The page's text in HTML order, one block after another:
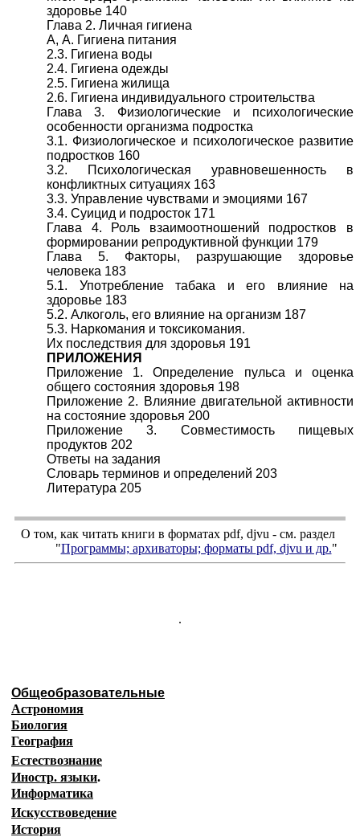
здоровье 140
Глава 2. Личная гигиена
А, А. Гигиена питания
2.3. Гигиена воды
2.4. Гигиена одежды
2.5. Гигиена жилища
2.6. Гигиена индивидуального строительства
Глава 3. Физиологические и психологические
особенности организма подростка
3.1. Физиологическое и психологическое развитие
подростков 160
3.2. Психологическая уравновешенность в
конфликтных ситуациях 163
3.3. Управление чувствами и эмоциями 167
3.4. Суицид и подросток 171
Глава 4. Роль взаимоотношений подростков в
формировании репродуктивной функции 179
Глава 5. Факторы, разрушающие здоровье
человека 183
5.1. Употребление табака и его влияние на
здоровье 183
5.2. Алкоголь, его влияние на организм 187
5.3. Наркомания и токсикомания.
Их последствия для здоровья 191
ПРИЛОЖЕНИЯ
Приложение 1. Определение пульса и оценка
общего состояния здоровья 198
Приложение 2. Влияние двигательной активности
на состояние здоровья 200
Приложение 3. Совместимость пищевых
продуктов 202
Ответы на задания
Словарь терминов и определений 203
Литература 205
О том, как читать книги в форматах pdf, djvu - см. раздел
"Программы; архиваторы; форматы pdf, djvu и др."
.
Общеобразовательные
Астрономия
Биология
География
Естествознание
Иностр. языки.
Информатика
Искусствоведение
История